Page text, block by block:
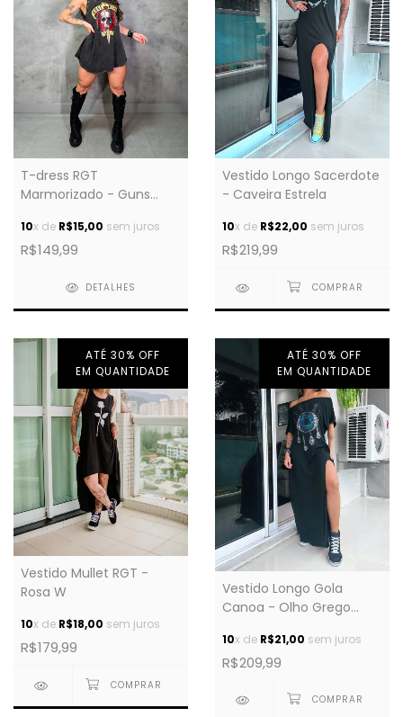
T-dress RGT
Marmorizado - Guns
10x de R$15,00 sem juros
R$149,99
DETALHES
Vestido Longo Sacerdote
- Caveira Estrela
10x de R$22,00 sem juros
R$219,99
ATÉ 30% OFF
EM QUANTIDADE
Vestido Mullet RGT -
Rosa W
10x de R$18,00 sem juros
R$179,99
ATÉ 30% OFF
EM QUANTIDADE
Vestido Longo Gola
Canoa - Olho Grego
10x de R$21,00 sem juros
R$209,99